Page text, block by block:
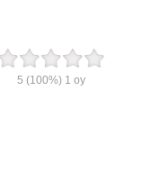
5 (100%) 1 oy